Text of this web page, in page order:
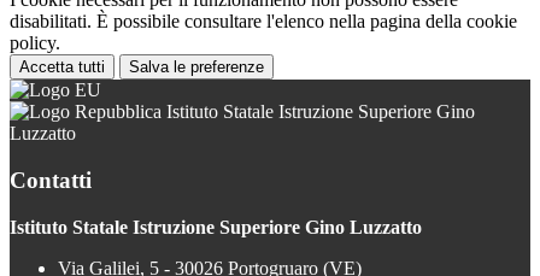
disabilitati. È possibile consultare l'elenco nella pagina della cookie
policy.
Accetta tutti Salva le preferenze
Istituto Statale Istruzione Superiore Gino
Luzzatto
Contatti
Istituto Statale Istruzione Superiore Gino Luzzatto
Via Galilei, 5 - 30026 Portogruaro (VE)